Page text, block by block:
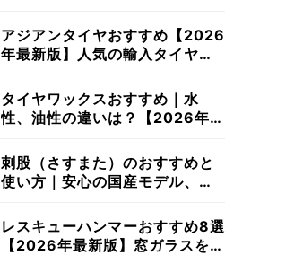
アジアンタイヤおすすめ【2026
年最新版】人気の輸入タイヤ解
タイヤワックスおすすめ｜水
性、油性の違いは？【2026年最
刺股（さすまた）のおすすめと
使い方｜安心の国産モデル、素
レスキューハンマーおすすめ8選
【2026年最新版】窓ガラスを割